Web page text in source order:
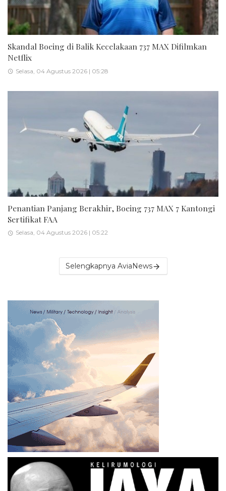
Skandal Boeing di Balik Kecelakaan 737 MAX Difilmkan
Netflix
Selasa, 04 Agustus 2026 | 05:28
Penantian Panjang Berakhir, Boeing 737 MAX 7 Kantongi
Sertifikat FAA
Selasa, 04 Agustus 2026 | 05:22
Selengkapnya AviaNews